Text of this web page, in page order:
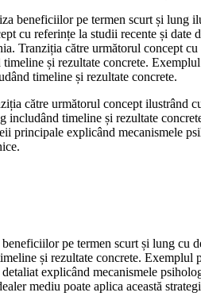
pe termen scurt și lung
cu referințe la studii recente și
Tranziția către următorul concept
și rezultate concrete.
timeline și rezultate concrete.
către următorul concept ilustrând
timeline și rezultate
principale explicând mecanismele
pe termen scurt și lung
și rezultate concrete.
explicând mecanismele
mediu poate aplica această